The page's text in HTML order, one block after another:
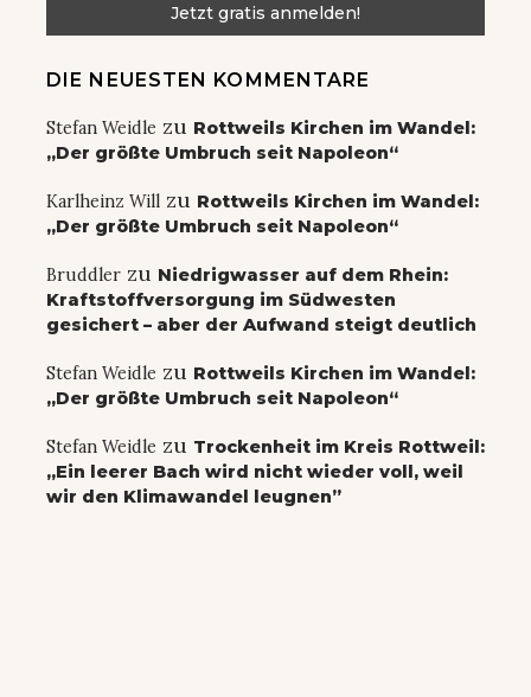
DIE NEUESTEN KOMMENTARE
Stefan Weidle zu Rottweils Kirchen im Wandel:
„Der größte Umbruch seit Napoleon“
Karlheinz Will zu Rottweils Kirchen im Wandel:
„Der größte Umbruch seit Napoleon“
Bruddler zu Niedrigwasser auf dem Rhein:
Kraftstoffversorgung im Südwesten
gesichert – aber der Aufwand steigt deutlich
Stefan Weidle zu Rottweils Kirchen im Wandel:
„Der größte Umbruch seit Napoleon“
Stefan Weidle zu Trockenheit im Kreis Rottweil:
„Ein leerer Bach wird nicht wieder voll, weil
wir den Klimawandel leugnen”